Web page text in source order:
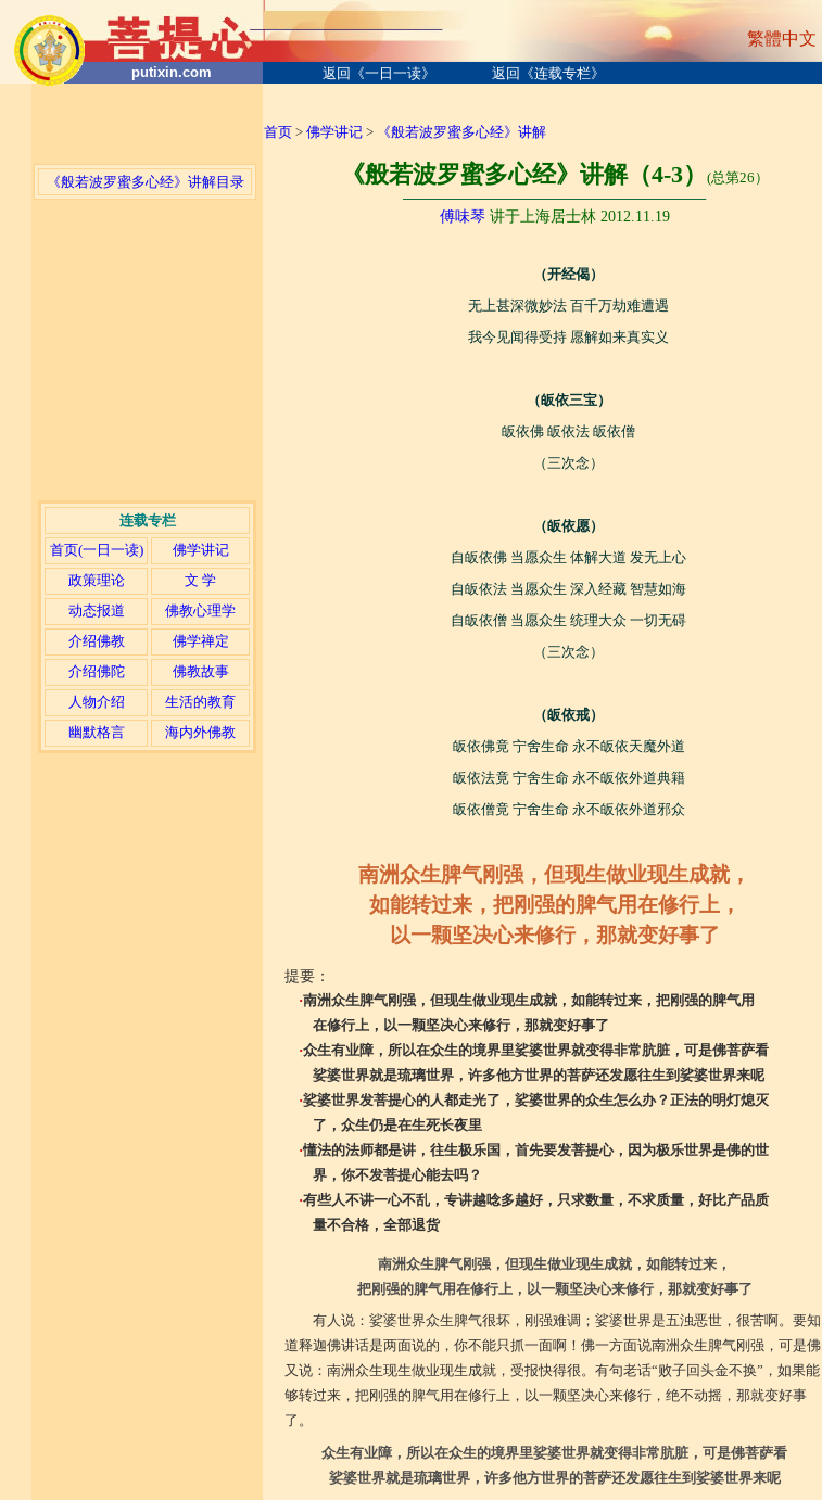
putixin.com 返回《一日一读》 返回《连载专栏》
《般若波罗蜜多心经》讲解目录
连载专栏
首页(一日一读)
佛学讲记
政策理论
文 学
动态报道
佛教心理学
介绍佛教
佛学禅定
介绍佛陀
佛教故事
人物介绍
生活的教育
幽默格言
海内外佛教
首页 > 佛学讲记 > 《般若波罗蜜多心经》讲解
《般若波罗蜜多心经》讲解（4-3）
(总第26）
───────────────────────────────
傅味琴 讲于上海居士林 2012.11.19
（开经偈）
无上甚深微妙法 百千万劫难遭遇
我今见闻得受持 愿解如来真实义
（皈依三宝）
皈依佛 皈依法 皈依僧
（三次念）
（皈依愿）
自皈依佛 当愿众生 体解大道 发无上心
自皈依法 当愿众生 深入经藏 智慧如海
自皈依僧 当愿众生 统理大众 一切无碍
（三次念）
（皈依戒）
皈依佛竟 宁舍生命 永不皈依天魔外道
皈依法竟 宁舍生命 永不皈依外道典籍
皈依僧竟 宁舍生命 永不皈依外道邪众
南洲众生脾气刚强，但现生做业现生成就，
如能转过来，把刚强的脾气用在修行上，
以一颗坚决心来修行，那就变好事了
提要：
·南洲众生脾气刚强，但现生做业现生成就，如能转过来，把刚强的脾气用
在修行上，以一颗坚决心来修行，那就变好事了
·众生有业障，所以在众生的境界里娑婆世界就变得非常肮脏，可是佛菩萨看
娑婆世界就是琉璃世界，许多他方世界的菩萨还发愿往生到娑婆世界来呢
·娑婆世界发菩提心的人都走光了，娑婆世界的众生怎么办？正法的明灯熄灭
了，众生仍是在生死长夜里
·懂法的法师都是讲，往生极乐国，首先要发菩提心，因为极乐世界是佛的世
界，你不发菩提心能去吗？
·有些人不讲一心不乱，专讲越唸多越好，只求数量，不求质量，好比产品质
量不合格，全部退货
南洲众生脾气刚强，但现生做业现生成就，如能转过来，
把刚强的脾气用在修行上，以一颗坚决心来修行，那就变好事了
有人说：娑婆世界众生脾气很坏，刚强难调；娑婆世界是五浊恶世，很苦啊。要知
道释迦佛讲话是两面说的，你不能只抓一面啊！佛一方面说南洲众生脾气刚强，可是佛
又说：南洲众生现生做业现生成就，受报快得很。有句老话“败子回头金不换”，如果能
够转过来，把刚强的脾气用在修行上，以一颗坚决心来修行，绝不动摇，那就变好事
了。
众生有业障，所以在众生的境界里娑婆世界就变得非常肮脏，可是佛菩萨看
娑婆世界就是琉璃世界，许多他方世界的菩萨还发愿往生到娑婆世界来呢
繁體中文